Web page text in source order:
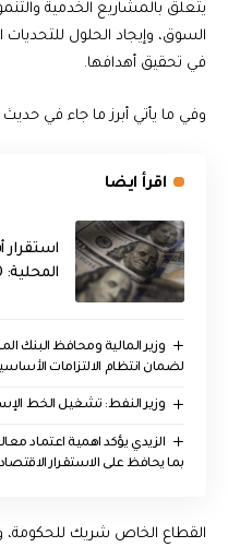
يتعلق بالمشاريع الخدمية
السوق، وإيجاد الحلول
في تحقيق أهدافها.
وفي ما يأتي أبرز ما جاء في
اقرأ ايضا
المحلية: 152,500 دينار مقابل 100 دولار
وزير المالية ومحافظ البنك
لضمان انتظام الالتزامات
وزير النفط: تشغيل الخط
الزيدي يؤكد اهمية اعتماد
بما يحافظ على الاستقرار
القطاع الخاص شريك للحكومة،